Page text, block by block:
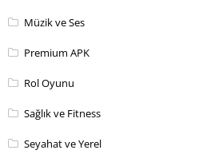
Müzik ve Ses
Premium APK
Rol Oyunu
Sağlık ve Fitness
Seyahat ve Yerel